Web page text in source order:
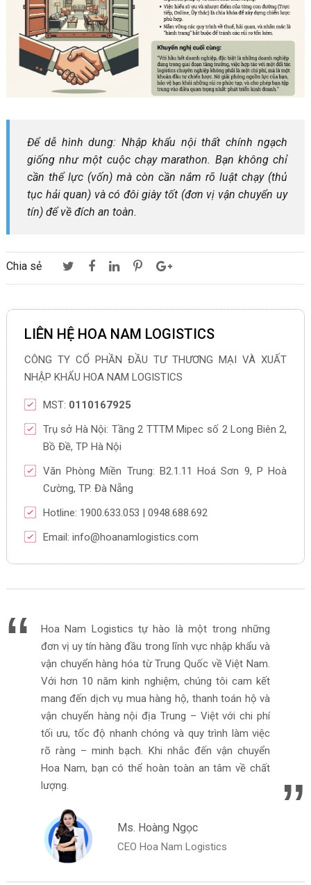
Để dễ hình dung: Nhập khẩu nội thất chính ngạch
giống như một cuộc chạy marathon. Bạn không chỉ
cần thể lực (vốn) mà còn cần nắm rõ luật chạy (thủ
tục hải quan) và có đôi giày tốt (đơn vị vận chuyển uy
tín) để về đích an toàn.
Chia sẻ
LIÊN HỆ HOA NAM LOGISTICS
CÔNG TY CỔ PHẦN ĐẦU TƯ THƯƠNG MẠI VÀ XUẤT
NHẬP KHẨU HOA NAM LOGISTICS
MST: 0110167925
Trụ sở Hà Nội: Tầng 2 TTTM Mipec số 2 Long Biên 2,
Bồ Đề, TP Hà Nội
Văn Phòng Miền Trung: B2.1.11 Hoá Sơn 9, P Hoà
Cường, TP. Đà Nẵng
Hotline: 1900.633.053 | 0948.688.692
Email: info@hoanamlogistics.com
Hoa Nam Logistics tự hào là một trong những
đơn vị uy tín hàng đầu trong lĩnh vực nhập khẩu và
vận chuyển hàng hóa từ Trung Quốc về Việt Nam.
Với hơn 10 năm kinh nghiệm, chúng tôi cam kết
mang đến dịch vụ mua hàng hộ, thanh toán hộ và
vận chuyển hàng nội địa Trung – Việt với chi phí
tối ưu, tốc độ nhanh chóng và quy trình làm việc
rõ ràng – minh bạch. Khi nhắc đến vận chuyển
Hoa Nam, bạn có thể hoàn toàn an tâm về chất
lượng.
Ms. Hoàng Ngọc
CEO Hoa Nam Logistics